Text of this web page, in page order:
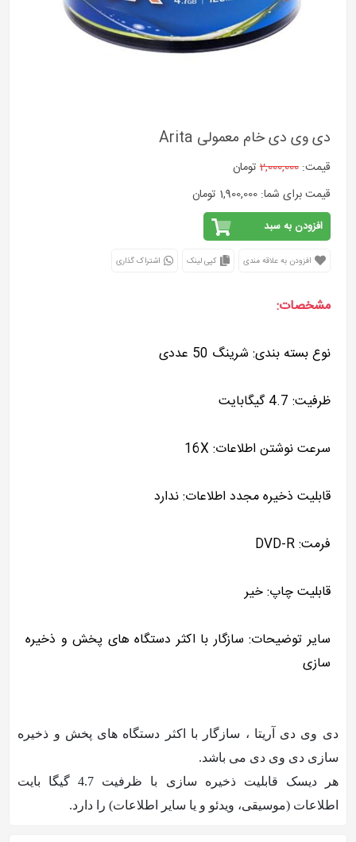
دی وی دی خام معمولی Arita
قیمت:2,000,000تومان
قیمت برای شما: 1,900,000 تومان
افزودن به سبد
افزودن به علاقه مندی کپی لینک اشتراک گذاری
مشخصات:
نوع بسته بندی: شرینگ 50 عددی
ظرفیت: 4.7 گیگابایت
سرعت نوشتن اطلاعات: 16X
قابلیت ذخیره مجدد اطلاعات: ندارد
فرمت: DVD-R
قابلیت چاپ: خیر
سایر توضیحات: سازگار با اکثر دستگاه های پخش و ذخیره
سازی
دی وی دی آریتا ، سازگار با اکثر دستگاه های پخش و ذخیره
سازی دی وی دی می باشد.
هر دیسک قابلیت ذخیره سازی با ظرفیت 4.7 گیگا بایت
اطلاعات (موسیقی، ویدئو و یا سایر اطلاعات) را دارد.